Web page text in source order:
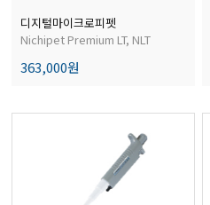
화상카메라
디지털마이크로피펫
Nichipet Premium LT, NLT
363,000원